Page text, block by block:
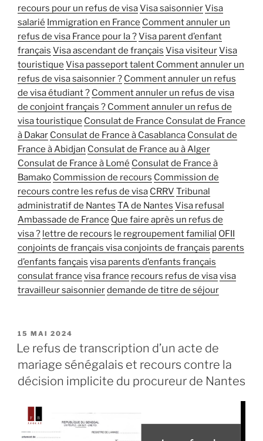
recours pour un refus de visaVisa saisonnierVisa
salarié Immigration en France Comment annuler un
refus de visa France pour la ?Visa parent d’enfant
français Visa ascendant de français Visa visiteurVisa
touristique Visa passeport talent Comment annuler un
refus de visa saisonnier ? Comment annuler un refus
de visa étudiant ? Comment annuler un refus de visa
de conjoint français ? Comment annuler un refus de
visa touristique Consulat de France Consulat de France
à Dakar Consulat de France à Casablanca Consulat de
France à Abidjan Consulat de France au à Alger
Consulat de France à Lomé Consulat de France à
Bamako Commission de recours Commission de
recours contre les refus de visa CRRV Tribunal
administratif de Nantes TA de Nantes Visa refusal
Ambassade de France Que faire après un refus de
visa ? lettre de recours le regroupement familial OFII
conjoints de français visa conjoints de français parents
d’enfants fançais visa parents d’enfants français
consulat france visa france recours refus de visavisa
travailleur saisonnierdemande de titre de séjour
15 MAI 2024
Le refus de transcription d’un acte de
mariage sénégalais et recours contre la
décision implicite du procureur de Nantes